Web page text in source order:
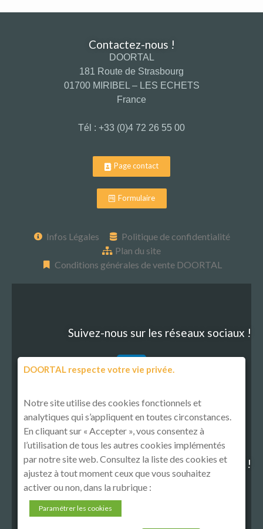
Contactez-nous !
DOORTAL
181 Route de Strasbourg
01700 MIRIBEL – LES ECHETS
France
Tél : +33 (0)4 72 26 55 00
Page contact
Formulaire
Infos Légales
Politique de confidentialité
Plan du site
Conditions générales de vente DOORTAL
Suivez-nous sur les réseaux sociaux !
Découvrez notre politique RSE !
DOORTAL respecte votre vie privée.
Notre site utilise des cookies fonctionnels et
analytiques qui s’appliquent en toutes circonstances.
En cliquant sur « Accepter », vous consentez à
l’utilisation de tous les autres cookies implémentés
par notre site web. Consultez la liste des cookies et
ajustez à tout moment ceux que vous souhaitez
activer ou non, dans la rubrique :
Paramétrer les cookies